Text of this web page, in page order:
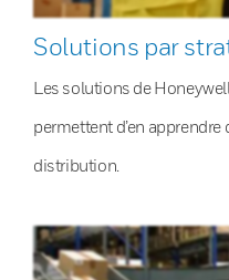
Solutions par
Les solutions de
permettent d’en
distribution.